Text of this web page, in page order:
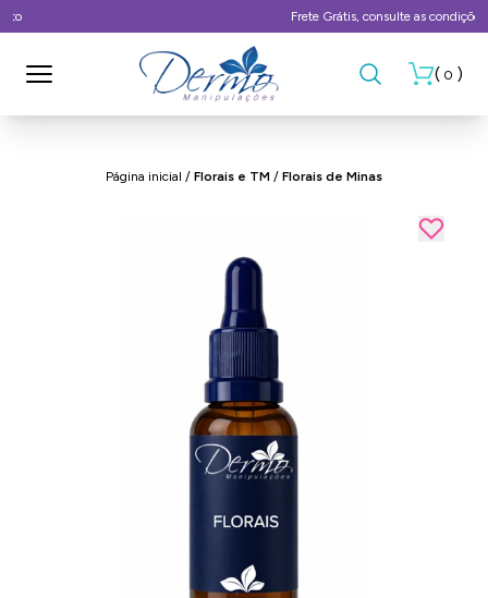
Frete Grátis, consulte as condições
( 0 )
Página inicial / Florais e TM / Florais de Minas